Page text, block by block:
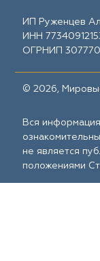
ИП Руженцев
ИНН
ОГРНИП
© 2026,
Вся
не является
положениями